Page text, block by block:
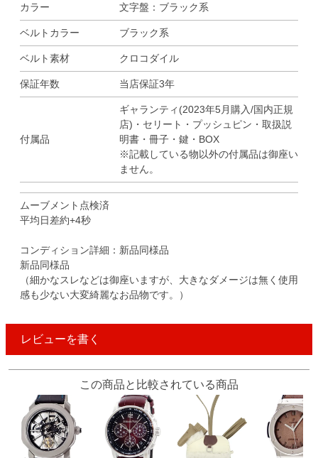
カラー 文字盤：ブラック系
ベルトカラー ブラック系
ベルト素材 クロコダイル
保証年数 当店保証3年
付属品
ギャランティ(2023年5月購入/国内正規
店)・セリート・プッシュピン・取扱説
明書・冊子・鍵・BOX
※記載している物以外の付属品は御座い
ません。
ムーブメント点検済
平均日差約+4秒
コンディション詳細：新品同様品
新品同様品
（細かなスレなどは御座いますが、大きなダメージは無く使用
感も少ない大変綺麗なお品物です。）
レビューを書く
この商品と比較されている商品